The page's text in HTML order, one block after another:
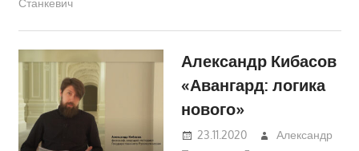
Александр Кибасов
«Авангард: логика
нового»
23.11.2020
Александр